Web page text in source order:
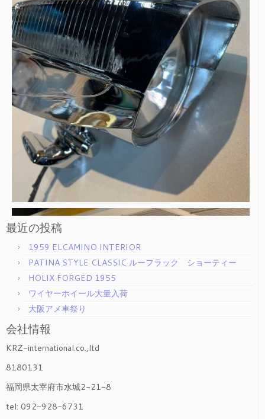
最近の投稿
1959 ELCAMINO INTERIOR
PATINA STYLE CLASSIC ルーフラック ショーティー
HOLIX FORGED 1955
ワイヤーホイール大量入荷
大阪アメ車祭り
会社情報
KRZ-international.co.,ltd
8180131
福岡県太宰府市水城2-21-8
tel: 092-928-6731